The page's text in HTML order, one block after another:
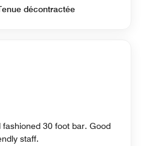
décontractée
30 foot bar. Good
staff.